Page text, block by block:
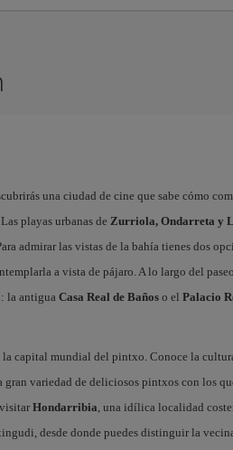
una ciudad de cine que sabe cómo
playas urbanas de Zurriola, Ondarreta y
admirar las vistas de la bahía tienes dos
a vista de pájaro. A lo largo del paseo
la antigua Casa Real de Bañoso el Palacio
capital mundial del pintxo. Conoce la
variedad de deliciosos pintxos con los
Hondarribia, una idílica localidad
desde donde puedes distinguir la